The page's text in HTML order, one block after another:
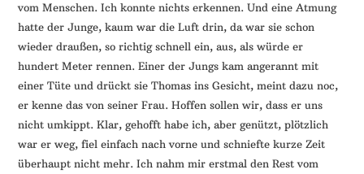
vom Menschen. Ich konnte nichts erkennen. Und eine Atmung
hatte der Junge, kaum war die Luft drin, da war sie schon
wieder draußen, so richtig schnell ein, aus, als würde er
hundert Meter rennen. Einer der Jungs kam angerannt mit
einer Tüte und drückt sie Thomas ins Gesicht, meint dazu noc,
er kenne das von seiner Frau. Hoffen sollen wir, dass er uns
nicht umkippt. Klar, gehofft habe ich, aber genützt, plötzlich
war er weg, fiel einfach nach vorne und schniefte kurze Zeit
überhaupt nicht mehr. Ich nahm mir erstmal den Rest vom